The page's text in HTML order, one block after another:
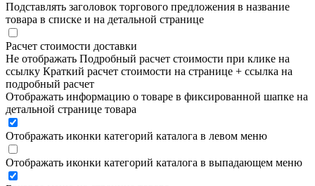
Подставлять заголовок торгового предложения в название
товара в списке и на детальной странице
Расчет стоимости доставки
Не отображать Подробный расчет стоимости при клике на
ссылку Краткий расчет стоимости на странице + ссылка на
подробный расчет
Отображать информацию о товаре в фиксированной шапке на
детальной странице товара
Отображать иконки категорий каталога в левом меню
Отображать иконки категорий каталога в выпадающем меню